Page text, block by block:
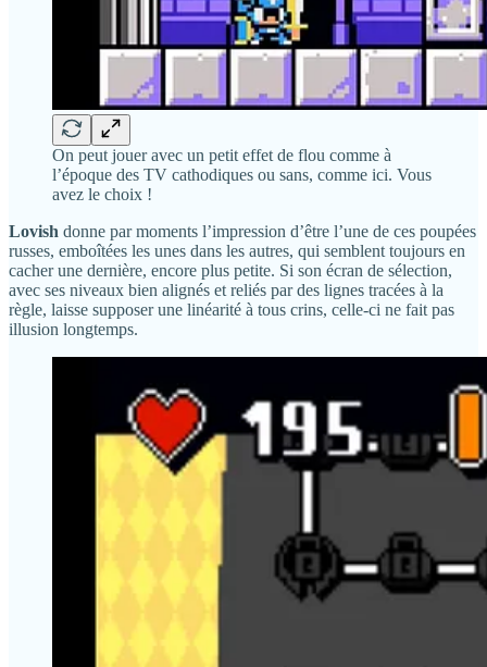
On peut jouer avec un petit effet de flou comme à
l’époque des TV cathodiques ou sans, comme ici. Vous
avez le choix !
Lovish donne par moments l’impression d’être l’une de ces poupées
russes, emboîtées les unes dans les autres, qui semblent toujours en
cacher une dernière, encore plus petite. Si son écran de sélection,
avec ses niveaux bien alignés et reliés par des lignes tracées à la
règle, laisse supposer une linéarité à tous crins, celle-ci ne fait pas
illusion longtemps.